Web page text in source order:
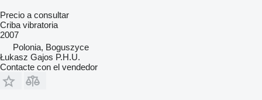
Precio a consultar
Criba vibratoria
2007
Polonia, Boguszyce
Łukasz Gajos P.H.U.
Contacte con el vendedor